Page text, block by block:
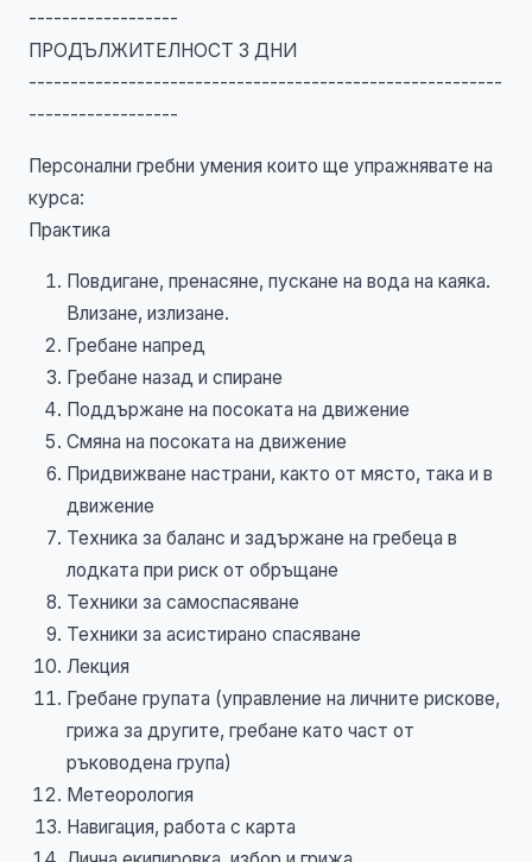
------------------
ПРОДЪЛЖИТЕЛНОСТ 3 ДНИ
---------------------------------------------------------
------------------
Персонални гребни умения които ще упражнявате на
курса:
Практика
Повдигане, пренасяне, пускане на вода на каяка.
Влизане, излизане.
Гребане напред
Гребане назад и спиране
Поддържане на посоката на движение
Смяна на посоката на движение
Придвижване настрани, както от място, така и в
движение
Техника за баланс и задържане на гребеца в
лодката при риск от обръщане
Техники за самоспасяване
Техники за асистирано спасяване
Лекция
Гребане групата (управление на личните рискове,
грижа за другите, гребане като част от
ръководена група)
Метеорология
Навигация, работа с карта